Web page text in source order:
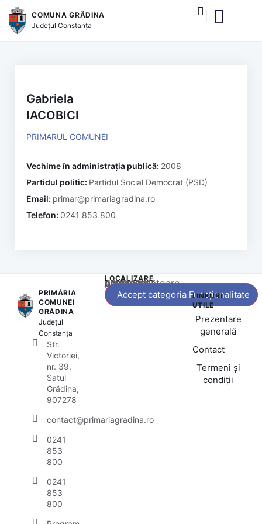
COMUNA GRĂDINA
JudețulConstanța
Gabriela
IACOBICI
PRIMARUL COMUNEI
Vechime în administrația publică: 2008
Partidul politic: Partidul Social Democrat (PSD)
Email: primar@primariagradina.ro
Telefon: 0241 853 800
PRIMĂRIA
COMUNEI
GRĂDINA
Județul
Constanța
Str.
Victoriei,
nr. 39,
Satul
Grădina,
907278
contact@primariagradina.ro
0241
853
800
0241
853
800
LOCALIZARE
Acest conținut este blocat până când acceptați categoria corespunzătoare de cookie-uri.
Accept categoria Funcționalitate
LINKURI
UTILE
Prezentare
generală
Contact
Termeni și
condiții